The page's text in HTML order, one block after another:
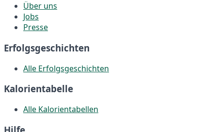
Über uns
Jobs
Presse
Erfolgsgeschichten
Alle Erfolgsgeschichten
Kalorientabelle
Alle Kalorientabellen